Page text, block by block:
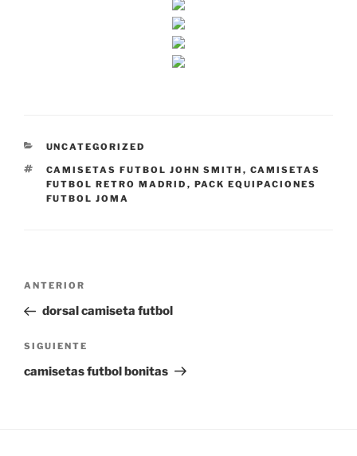
CATEGORÍAS
UNCATEGORIZED
ETIQUETAS
CAMISETAS FUTBOL JOHN SMITH , CAMISETAS
FUTBOL RETRO MADRID , PACK EQUIPACIONES
FUTBOL JOMA
Navegación
entradas
Entrada
anterior:
ANTERIOR
dorsal camiseta futbol
Siguiente
entrada
SIGUIENTE
camisetas futbol bonitas